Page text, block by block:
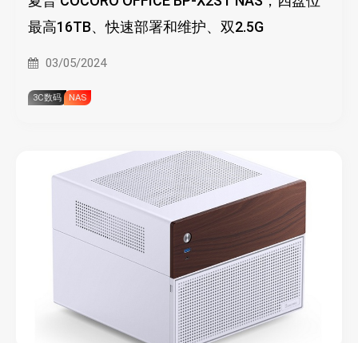
最高16TB、快速部署和维护、双2.5G
03/05/2024
3C数码 NAS